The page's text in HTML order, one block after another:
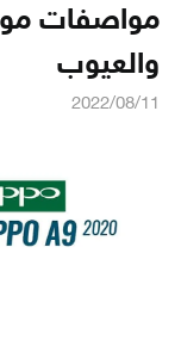
والعيوب
2022/08/11